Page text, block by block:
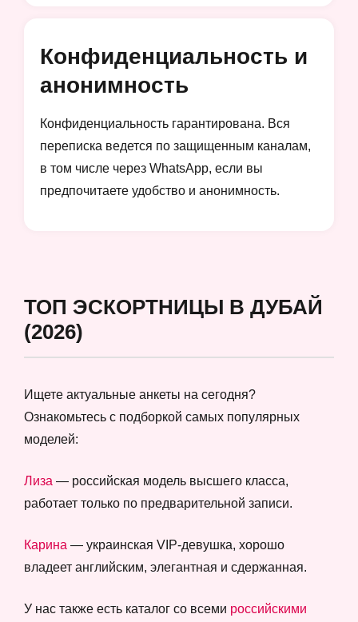
Конфиденциальность и
анонимность
Конфиденциальность гарантирована. Вся
переписка ведется по защищенным каналам,
в том числе через WhatsApp, если вы
предпочитаете удобство и анонимность.
ТОП ЭСКОРТНИЦЫ В ДУБАЙ
(2026)
Ищете актуальные анкеты на сегодня?
Ознакомьтесь с подборкой самых популярных
моделей:
Лиза — российская модель высшего класса,
работает только по предварительной записи.
Карина — украинская VIP-девушка, хорошо
владеет английским, элегантная и сдержанная.
У нас также есть каталог со всеми российскими